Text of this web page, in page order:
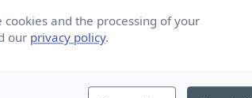
donner à des
innovants ?
de cette aventure. Dès le
and the processing of your
our privacy policy.